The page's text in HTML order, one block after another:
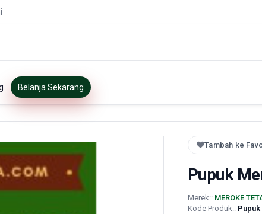
Belanja Sekarang
Tambah ke
Pupuk
Merek:: MEROKE
Kode Produk::